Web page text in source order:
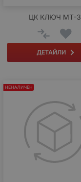
ЦК КЛЮЧ МТ-3
ДЕТАЙЛИ
НЕНАЛИЧЕН